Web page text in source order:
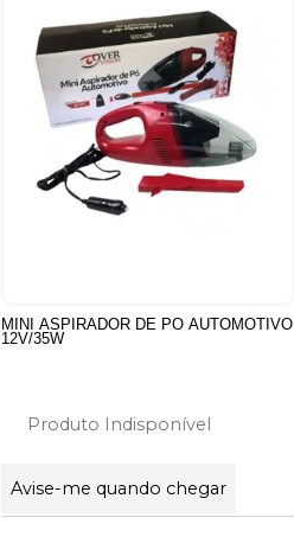
MINI ASPIRADOR DE PO AUTOMOTIVO
12V/35W
Produto Indisponível
Avise-me quando chegar